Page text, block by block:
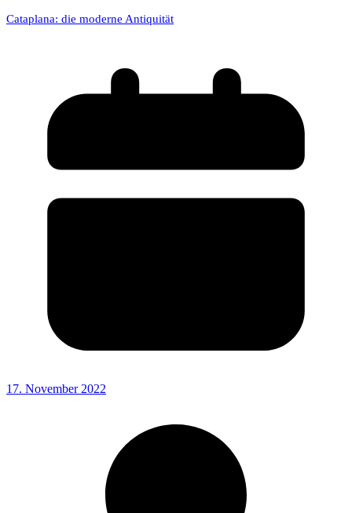
Cataplana: die moderne Antiquität
17. November 2022